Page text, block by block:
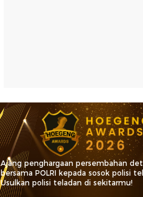
Ajang penghargaan persembahan
bersama POLRI kepada sosok polisi
Usulkan polisi teladan di sekitarmu!